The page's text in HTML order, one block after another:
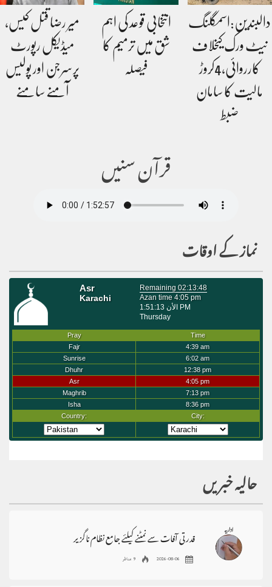
دالبندین:اسمگلنگ
نیٹ ورک کیخلاف
کارروائی،4کروڑ
مالیت کا سامان
ضبط
انتخابی قوعد کی اہم
شق میں ترمیم کا
فیصلہ
میر رضا قتل کیس،
میڈیکل رپورٹ
پرسرجن اور پولیس
آمنے سامنے
قرآن سنیں
نماز کے اوقات
حالیہ خبریں
قدرتی آفات سے نمٹنے کیلئے جامع نظام ناگزیر
2026-08-06 9 مناظر